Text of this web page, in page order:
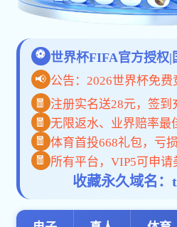
实习就业